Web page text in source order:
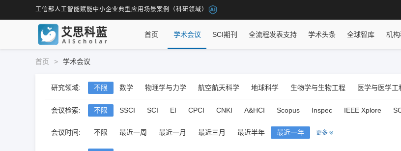
工信部人工智能赋能中小企业典型应用场景案例（科研领域）
首页 学术会议 SCI期刊 全流程发表支持 学术头条 全球智库 机
首页 > 学术会议
研究领域: 不限 数学 物理学与力学 航空航天科学 地球科学 生物学与生物工程 医学与医学工
信息科学与系统科学
化学与化学工程
会议检索: 不限 SSCI SCI EI CPCI CNKI A&HCI Scopus Inspec IEEE Xplore
万方
会议时间: 不限 最近一周 最近一月 最近三月 最近半年 最近一年 更多